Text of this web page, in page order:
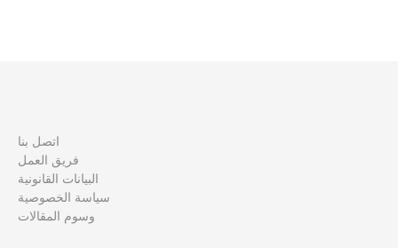
اتصل بنا
فريق العمل
البيانات القانونية
سياسة الخصوصية
وسوم المقالات